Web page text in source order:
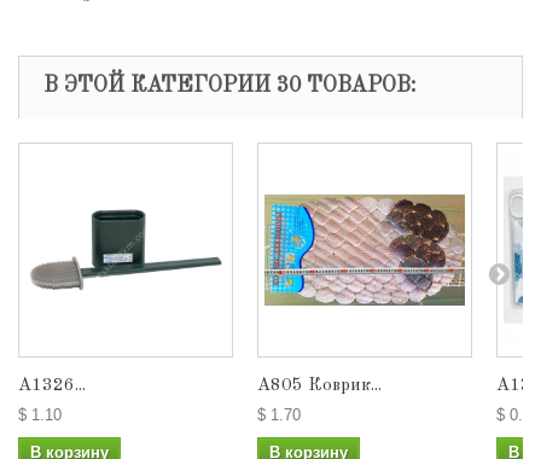
В ЭТОЙ КАТЕГОРИИ 30 ТОВАРОВ:
A1326...
$ 1.10
В корзину
А805 Коврик...
$ 1.70
В корзину
$ 0.70
В